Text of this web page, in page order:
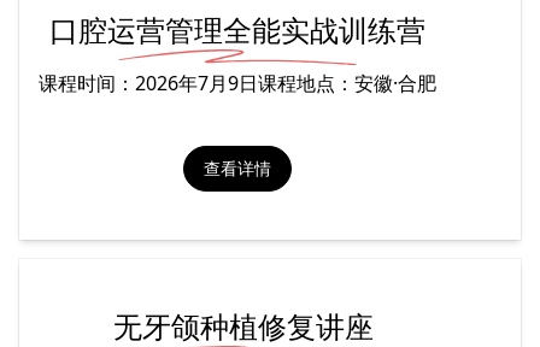
口腔运营管理全能实战训练营
课程时间：2026年7月9日课程地点：安徽·合肥
查看详情
无牙颌种植修复讲座